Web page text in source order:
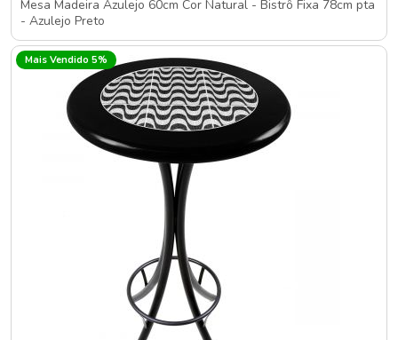
Mesa Madeira Azulejo 60cm Cor Natural - Bistrô Fixa 78cm pta
- Azulejo Preto
Mais Vendido 5%